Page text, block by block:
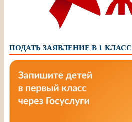
ПОДАТЬ ЗАЯВЛЕНИЕ В 1 КЛАСС